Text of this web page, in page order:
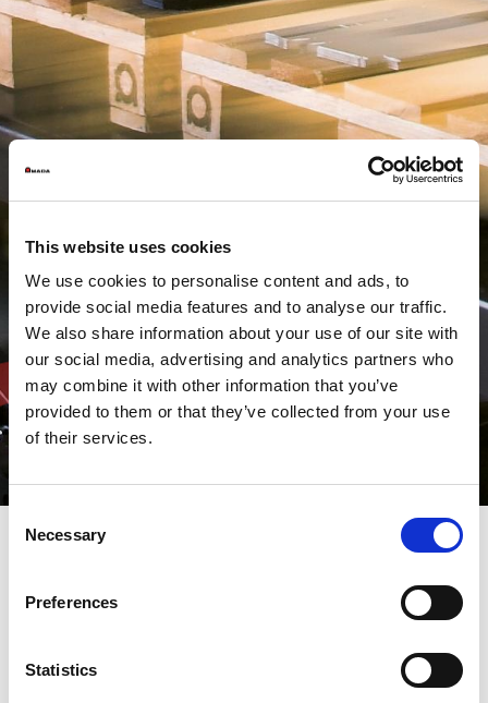
This website uses cookies
We use cookies to personalise content and ads, to
provide social media features and to analyse our traffic.
We also share information about your use of our site with
our social media, advertising and analytics partners who
may combine it with other information that you’ve
provided to them or that they’ve collected from your use
of their services.
Selection
Necessary
Preferences
Statistics
AMADA offre soluzioni di
massimo dalla tua